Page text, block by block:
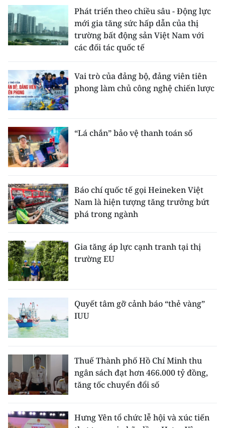
Phát triển theo chiều sâu - Động lực
mới gia tăng sức hấp dẫn của thị
trường bất động sản Việt Nam với
các đối tác quốc tế
Vai trò của đảng bộ, đảng viên tiên
phong làm chủ công nghệ chiến lược
“Lá chắn” bảo vệ thanh toán số
Báo chí quốc tế gọi Heineken Việt
Nam là hiện tượng tăng trưởng bứt
phá trong ngành
Gia tăng áp lực cạnh tranh tại thị
trường EU
Quyết tâm gỡ cảnh báo “thẻ vàng”
IUU
Thuế Thành phố Hồ Chí Minh thu
ngân sách đạt hơn 466.000 tỷ đồng,
tăng tốc chuyển đổi số
Hưng Yên tổ chức lễ hội và xúc tiến